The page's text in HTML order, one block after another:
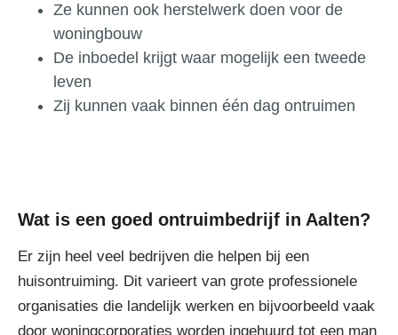
Ze kunnen ook herstelwerk doen voor de
woningbouw
De inboedel krijgt waar mogelijk een tweede
leven
Zij kunnen vaak binnen één dag ontruimen
Wat is een goed ontruimbedrijf in Aalten?
Er zijn heel veel bedrijven die helpen bij een
huisontruiming. Dit varieert van grote professionele
organisaties die landelijk werken en bijvoorbeeld vaak
door woningcorporaties worden ingehuurd tot een man